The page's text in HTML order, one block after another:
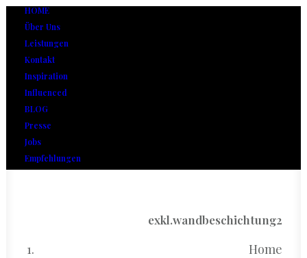
HOME
Über Uns
Leistungen
Kontakt
Inspiration
Influenced
BLOG
Presse
Jobs
Empfehlungen
exkl.wandbeschichtung2
Home